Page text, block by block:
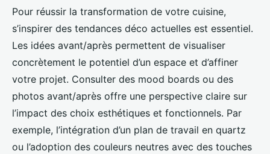
Pour réussir la transformation de votre cuisine,
s’inspirer des tendances déco actuelles est essentiel.
Les idées avant/après permettent de visualiser
concrètement le potentiel d’un espace et d’affiner
votre projet. Consulter des mood boards ou des
photos avant/après offre une perspective claire sur
l’impact des choix esthétiques et fonctionnels. Par
exemple, l’intégration d’un plan de travail en quartz
ou l’adoption des couleurs neutres avec des touches